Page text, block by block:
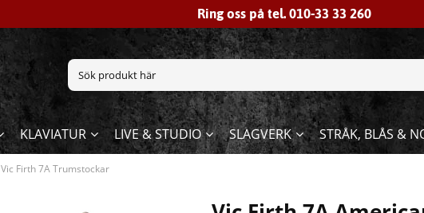
Ring oss på tel. 010-33 33 260
KLAVIATUR LIVE & STUDIO SLAGVERK STRÅK, BLÅS &
Vic Firth 7A Trumstockar